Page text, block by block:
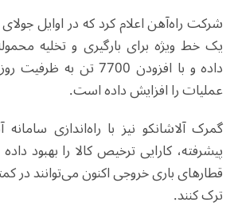
یک خط ویژه برای بارگیری و تخلیه
داده و با افزودن 7700 تن
عملیات را افزایش داده است.
گمرک آلاشانکو نیز با راه‌اندازی سامانه
پیشرفته، کارایی ترخیص کالا را بهبود
ترک کنند.